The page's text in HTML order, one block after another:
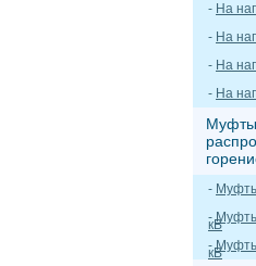
- На
- На
- На
- На
-
-
кВ
-
кВ